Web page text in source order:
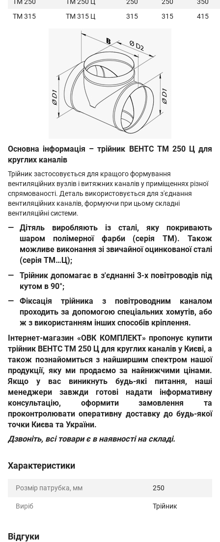
ТМ 315
ТМ 315 Ц 315 315 415
Основна інформація – трійник ВЕНТС ТМ 250 Ц для
круглих каналів
Трійник застосовується для кращого формування
вентиляційних вузлів і витяжних каналів у приміщеннях різної
спрямованості. Деталь використовується для з'єднання
вентиляційних каналів, формуючи при цьому складні
вентиляційні системи.
Дітяль виробляють із сталі, яку покривають
шаром полімерної фарби (серія ТМ). Також
можливе виконання зі звичайної оцинкованої сталі
(серія ТМ…Ц);
Трійник допомагає в з'єднанні 3-х повітроводів під
кутом в 90°;
Фіксація трійника з повітроводним каналом
проходить за допомогою спеціальних хомутів, або
ж з використанням інших способів кріплення.
Інтернет-магазин «ОВК КОМПЛЕКТ»пропонує купити
трійник ВЕНТС ТМ 250 Ц для круглих каналів у Києві, а
також познайомиться з найширшим спектром нашої
продукції, яку ми продаємо за найнижчими цінами.
Якщо у вас виникнуть будь-які питання, наші
менеджери завжди готові надати інформативну
консультацію, оформити замовлення та
проконтролювати оперативну доставку до будь-якої
точки Києва та України.
Дзвоніть, всі товари є в наявності на складі.
Характеристики
Розмір патрубка, мм 250
Виріб Трійник
Відгуки